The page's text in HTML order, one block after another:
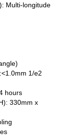
Multi-longitude
1/e2
hours
330mm x